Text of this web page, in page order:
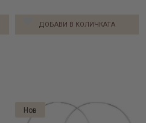
ДОБАВИ В КОЛИЧКАТА
Нов